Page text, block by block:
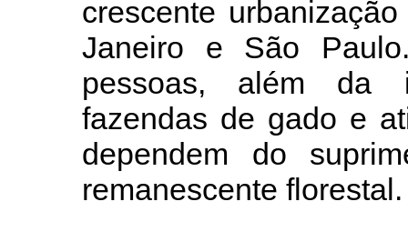
crescente
Janeiro e São
pessoas, além da
fazendas de gado e
dependem do
remanescente florestal.